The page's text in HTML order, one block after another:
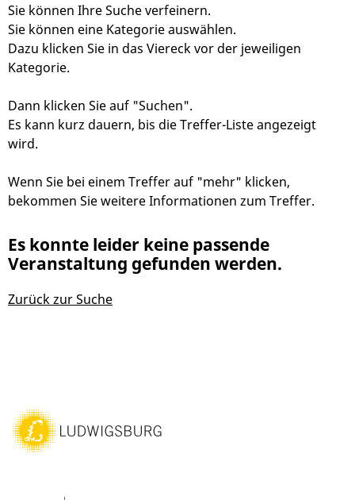
Sie können Ihre Suche verfeinern.
Sie können eine Kategorie auswählen.
Dazu klicken Sie in das Viereck vor der jeweiligen
Kategorie.
Dann klicken Sie auf "Suchen".
Es kann kurz dauern, bis die Treffer-Liste angezeigt
wird.
Wenn Sie bei einem Treffer auf "mehr" klicken,
bekommen Sie weitere Informationen zum Treffer.
Es konnte leider keine passende
Veranstaltung gefunden werden.
Zurück zur Suche